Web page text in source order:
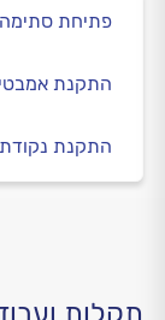
פתיחת
התקנת
התקנת